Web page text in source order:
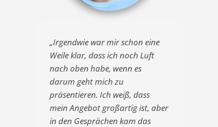
„Irgendwie war mir schon eine
Weile klar, dass ich noch Luft
nach oben habe, wenn es
darum geht mich zu
präsentieren. Ich weiß, dass
mein Angebot großartig ist, aber
in den Gesprächen kam das